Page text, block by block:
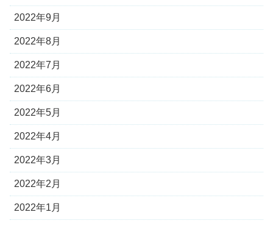
2022年9月
2022年8月
2022年7月
2022年6月
2022年5月
2022年4月
2022年3月
2022年2月
2022年1月